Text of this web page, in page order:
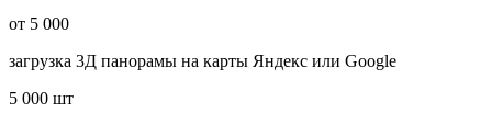
от 5 000
загрузка 3Д панорамы на карты Яндекс или Google
5 000 шт